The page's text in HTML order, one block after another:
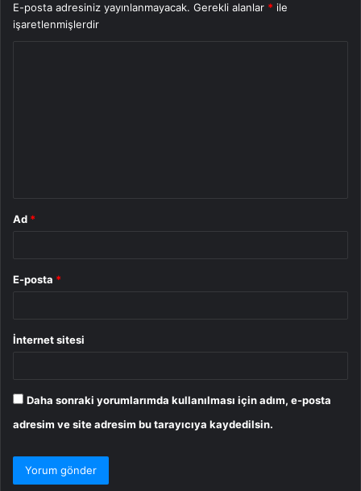
E-posta adresiniz yayınlanmayacak. Gerekli alanlar * ile
işaretlenmişlerdir
Ad *
E-posta *
İnternet sitesi
Daha sonraki yorumlarımda kullanılması için adım, e-posta
adresim ve site adresim bu tarayıcıya kaydedilsin.